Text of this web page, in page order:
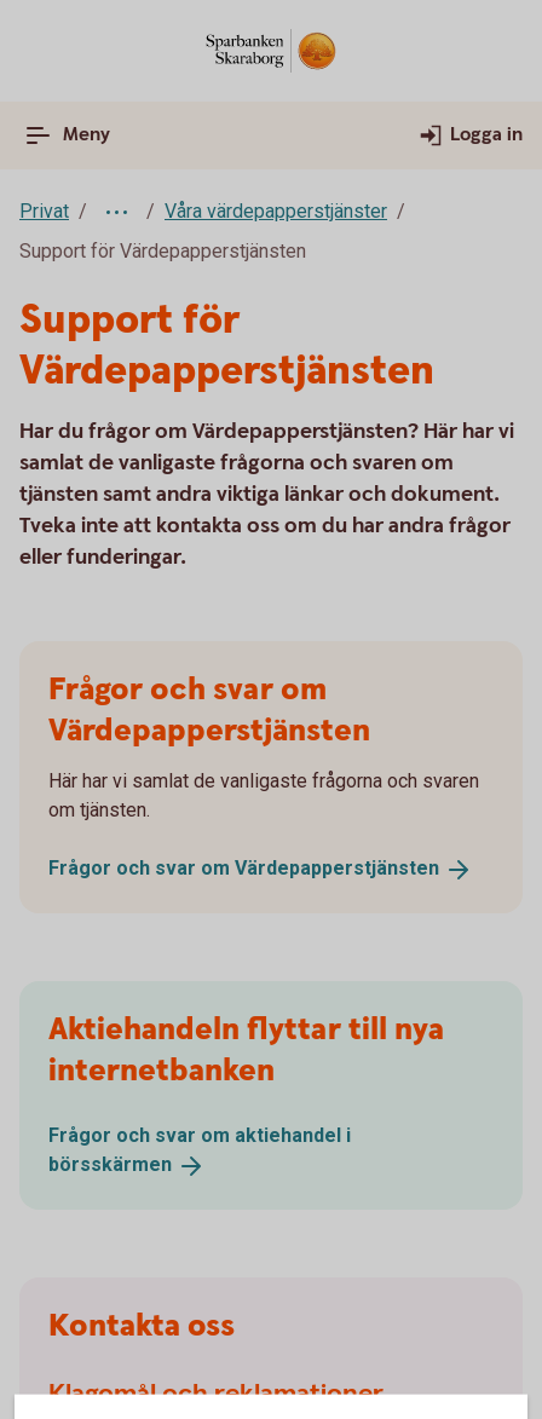
Meny Logga in
Privat
Våra värdepapperstjänster
Support för Värdepapperstjänsten
Support för
Värdepapperstjänsten
Har du frågor om Värdepapperstjänsten? Här har vi
samlat de vanligaste frågorna och svaren om
tjänsten samt andra viktiga länkar och dokument.
Tveka inte att kontakta oss om du har andra frågor
eller funderingar.
Frågor och svar om
Värdepapperstjänsten
Här har vi samlat de vanligaste frågorna och svaren
om tjänsten.
Frågor och svar om Värdepapperstjänsten
Aktiehandeln flyttar till nya
internetbanken
Frågor och svar om aktiehandel i
börsskärmen
Kontakta oss
Klagomål och reklamationer